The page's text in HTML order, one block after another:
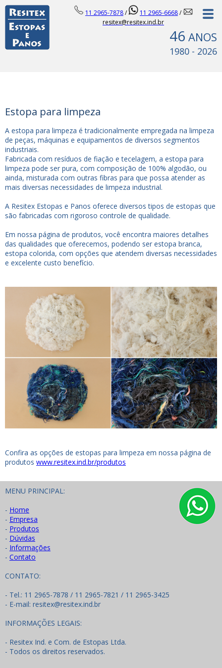
11 2965-7878/ 11 2965-6668/
resitex@resitex.ind.br
46 ANOS
1980 - 2026
Estopa para limpeza
A estopa para limpeza é tradicionalmente empregada na limpeza
de peças, máquinas e equipamentos de diversos segmentos
industriais.
Fabricada com resíduos de fiação e tecelagem, a estopa para
limpeza pode ser pura, com composição de 100% algodão, ou
ainda, misturada com outras fibras para que possa atender as
mais diversas necessidades de limpeza industrial.
A Resitex Estopas e Panos oferece diversos tipos de estopas que
são fabricadas com rigoroso controle de qualidade.
Em nossa página de produtos, você encontra maiores detalhes
das qualidades que oferecemos, podendo ser estopa branca,
estopa colorida, com opções que atendem diversas necessidades
e excelente custo benefício.
Confira as opções de estopas para limpeza em nossa página de
produtos www.resitex.ind.br/produtos
MENU PRINCIPAL:
- Home
- Empresa
- Produtos
- Dúvidas
- Informações
- Contato
CONTATO:
- Tel.: 11 2965-7878 / 11 2965-7821 / 11 2965-3425
- E-mail: resitex@resitex.ind.br
INFORMAÇÕES LEGAIS:
- Resitex Ind. e Com. de Estopas Ltda.
- Todos os direitos reservados.